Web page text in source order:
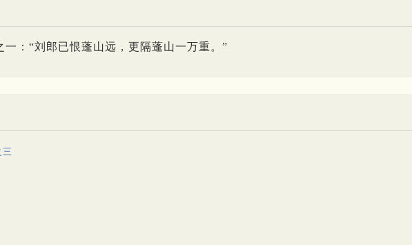
：“刘郎已恨蓬山远，更隔蓬山一万重。”